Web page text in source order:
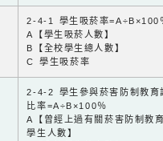
2-4-1 學生吸菸率=A÷B×100
A【學生吸菸人數】
B【全校學生總人數】
C 學生吸菸率
2-4-2 學生參與菸害防制教育
比率=A÷B×100％
A【曾經上過有關菸害防制教
學生人數】